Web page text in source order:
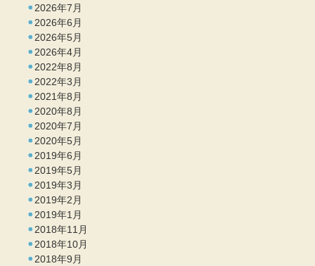
2026年7月
2026年6月
2026年5月
2026年4月
2022年8月
2022年3月
2021年8月
2020年8月
2020年7月
2020年5月
2019年6月
2019年5月
2019年3月
2019年2月
2019年1月
2018年11月
2018年10月
2018年9月